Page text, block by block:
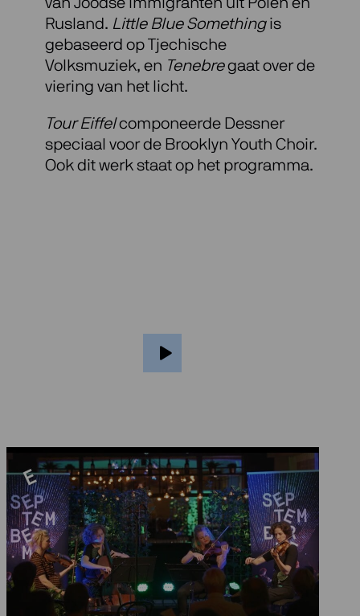
van Joodse immigranten uit Polen en
Rusland. Little Blue Somethingis
gebaseerd op Tjechische
Volksmuziek, en Tenebregaat over de
viering van het licht.
Tour Eiffelcomponeerde Dessner
speciaal voor de Brooklyn Youth Choir.
Ook dit werk staat op het programma.
Opdrachtcompositie
Calliope Tsoupaki
In Little Blue Something worden de
strijkkwartetten van Dessner aangevuld